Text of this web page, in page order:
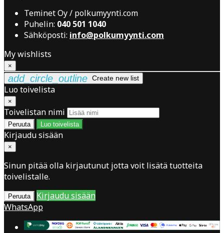
Teminet Oy / polkumyynti.com
Puhelin: 040 501 1040
Sähköposti: info@polkumyynti.com
My wishlists
×
add_circle_outline Create new list
Luo toivelista
×
Toivelistan nimi
Peruuta Luo toivelista
Kirjaudu sisään
×
Sinun pitää olla kirjautunut jotta voit lisätä tuotteita
toivelistalle.
Peruuta
Kirjaudu sisään
WhatsApp